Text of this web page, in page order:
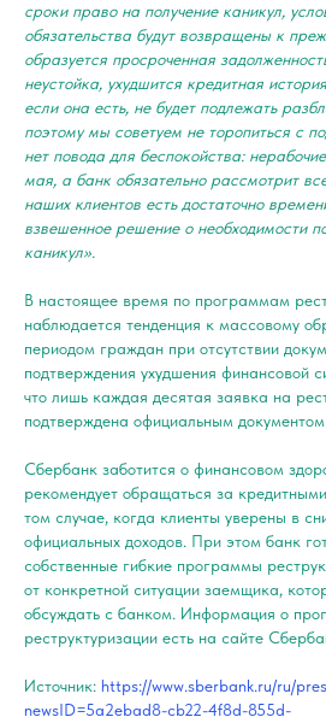
сроки право на получение каникул,
обязательства будут возвращены к
образуется просроченная
неустойка, ухудшится кредитная
если она есть, не будет подлежать
поэтому мы советуем не торопиться с
нет повода для беспокойства:
мая, а банк обязательно рассмотрит
наших клиентов есть достаточно
взвешенное решение о необходимости
каникул».
В настоящее время по программам
наблюдается тенденция к массовому
периодом граждан при отсутствии
подтверждения ухудшения финансовой
что лишь каждая десятая заявка на
подтверждена официальным
Сбербанк заботится о финансовом
рекомендует обращаться за
том случае, когда клиенты уверены в
официальных доходов. При этом банк
собственные гибкие программы
от конкретной ситуации заемщика,
обсуждать с банком. Информация о
реструктуризации есть на сайте
Источник: https://www.sberbank.ru/ru/
newsID=5a2ebad8-cb22-4f8d-855d-